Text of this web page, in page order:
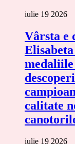
iulie 19 2026
Vârsta e
calitate
iulie 19 2026